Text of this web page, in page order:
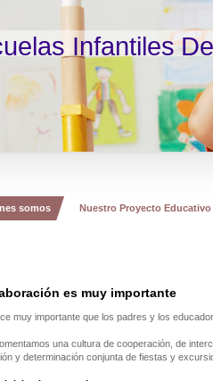
Infantiles
somos Nuestro Proyecto Educativo
es muy importante
muy importante que los padres y los
una cultura de cooperación, de
y determinación conjunta de fiestas y